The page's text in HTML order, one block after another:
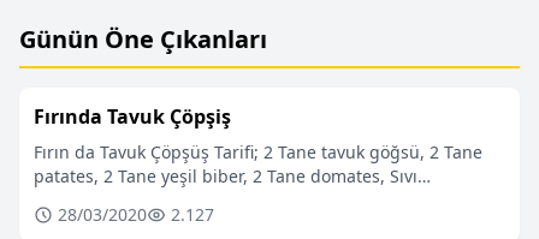
Günün Öne Çıkanları
Fırında Tavuk Çöpşiş
Fırın da Tavuk Çöpşüş Tarifi; 2 Tane tavuk göğsü, 2 Tane
patates, 2 Tane yeşil biber, 2 Tane domates, Sıvı…
28/03/2020
2.127